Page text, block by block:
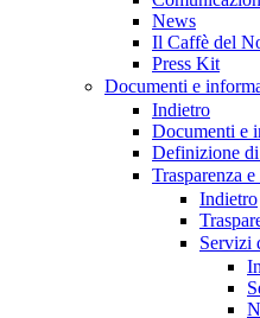
News
Il Caffè del
Press Kit
Documenti e
Indietro
Documenti e
Definizione
Trasparenza
Indietro
Servizi